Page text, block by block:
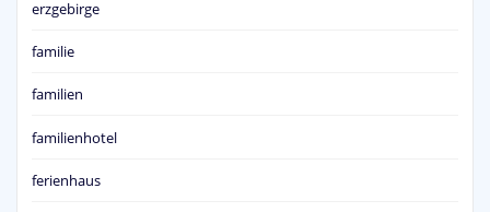
erzgebirge
familie
familien
familienhotel
ferienhaus